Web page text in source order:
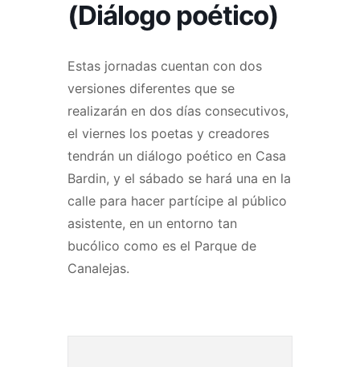
(Diálogo poético)
Estas jornadas cuentan con dos
versiones diferentes que se
realizarán en dos días consecutivos,
el viernes los poetas y creadores
tendrán un diálogo poético en Casa
Bardin, y el sábado se hará una en la
calle para hacer partícipe al público
asistente, en un entorno tan
bucólico como es el Parque de
Canalejas.